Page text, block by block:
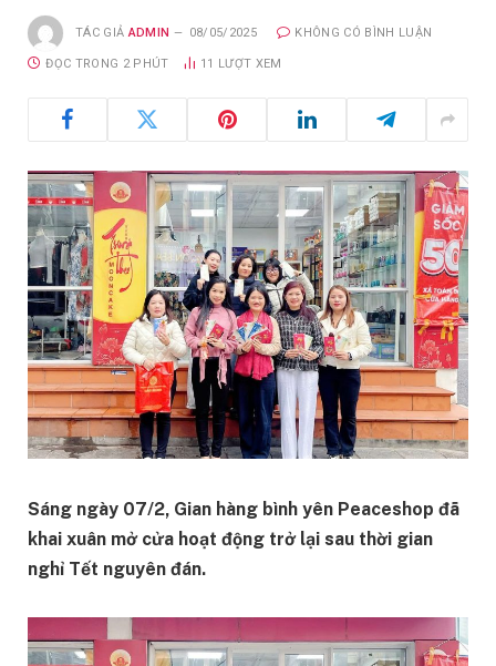
TÁC GIẢ ADMIN 08/05/2025 KHÔNG CÓ BÌNH LUẬN
ĐỌC TRONG 2 PHÚT 11 LƯỢT XEM
Sáng ngày 07/2, Gian hàng bình yên Peaceshop đã
khai xuân mở cửa hoạt động trở lại sau thời gian
nghỉ Tết nguyên đán.